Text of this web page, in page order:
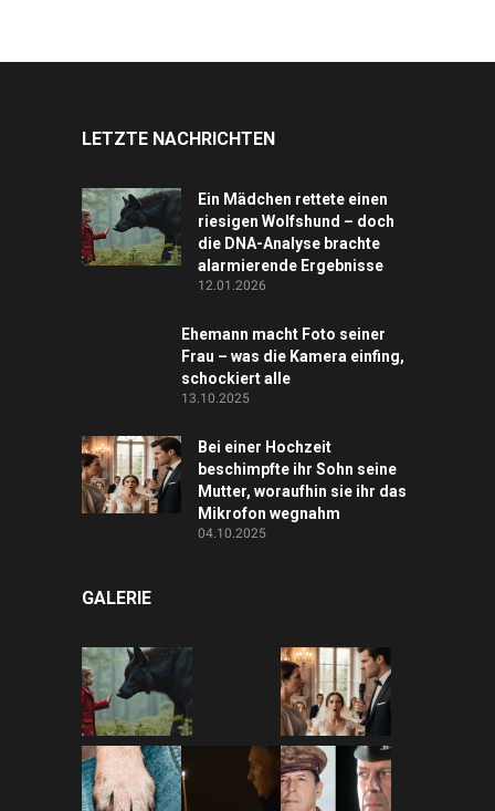
LETZTE NACHRICHTEN
Ein Mädchen rettete einen
riesigen Wolfshund – doch
die DNA-Analyse brachte
alarmierende Ergebnisse
12.01.2026
Ehemann macht Foto seiner
Frau – was die Kamera einfing,
schockiert alle
13.10.2025
Bei einer Hochzeit
beschimpfte ihr Sohn seine
Mutter, woraufhin sie ihr das
Mikrofon wegnahm
04.10.2025
GALERIE